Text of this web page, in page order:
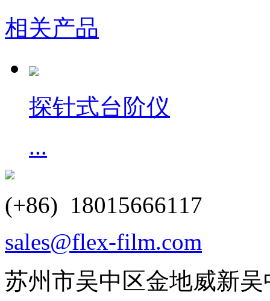
相关产品
探针式台阶仪
...
(+86) 18015666117
sales@flex-film.com
苏州市吴中区金地威新